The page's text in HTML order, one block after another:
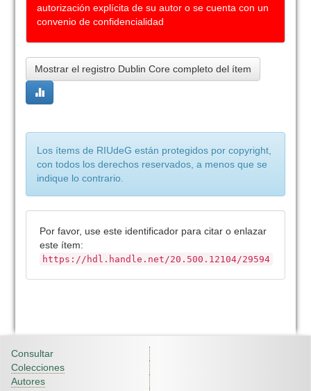
autorización explícita de su autor o se cuenta con un
convenio de confidencialidad
Mostrar el registro Dublin Core completo del ítem
Los ítems de RIUdeG están protegidos por copyright,
con todos los derechos reservados, a menos que se
indique lo contrario.
Por favor, use este identificador para citar o enlazar
este ítem:
https://hdl.handle.net/20.500.12104/29594
Consultar
Colecciones
Autores